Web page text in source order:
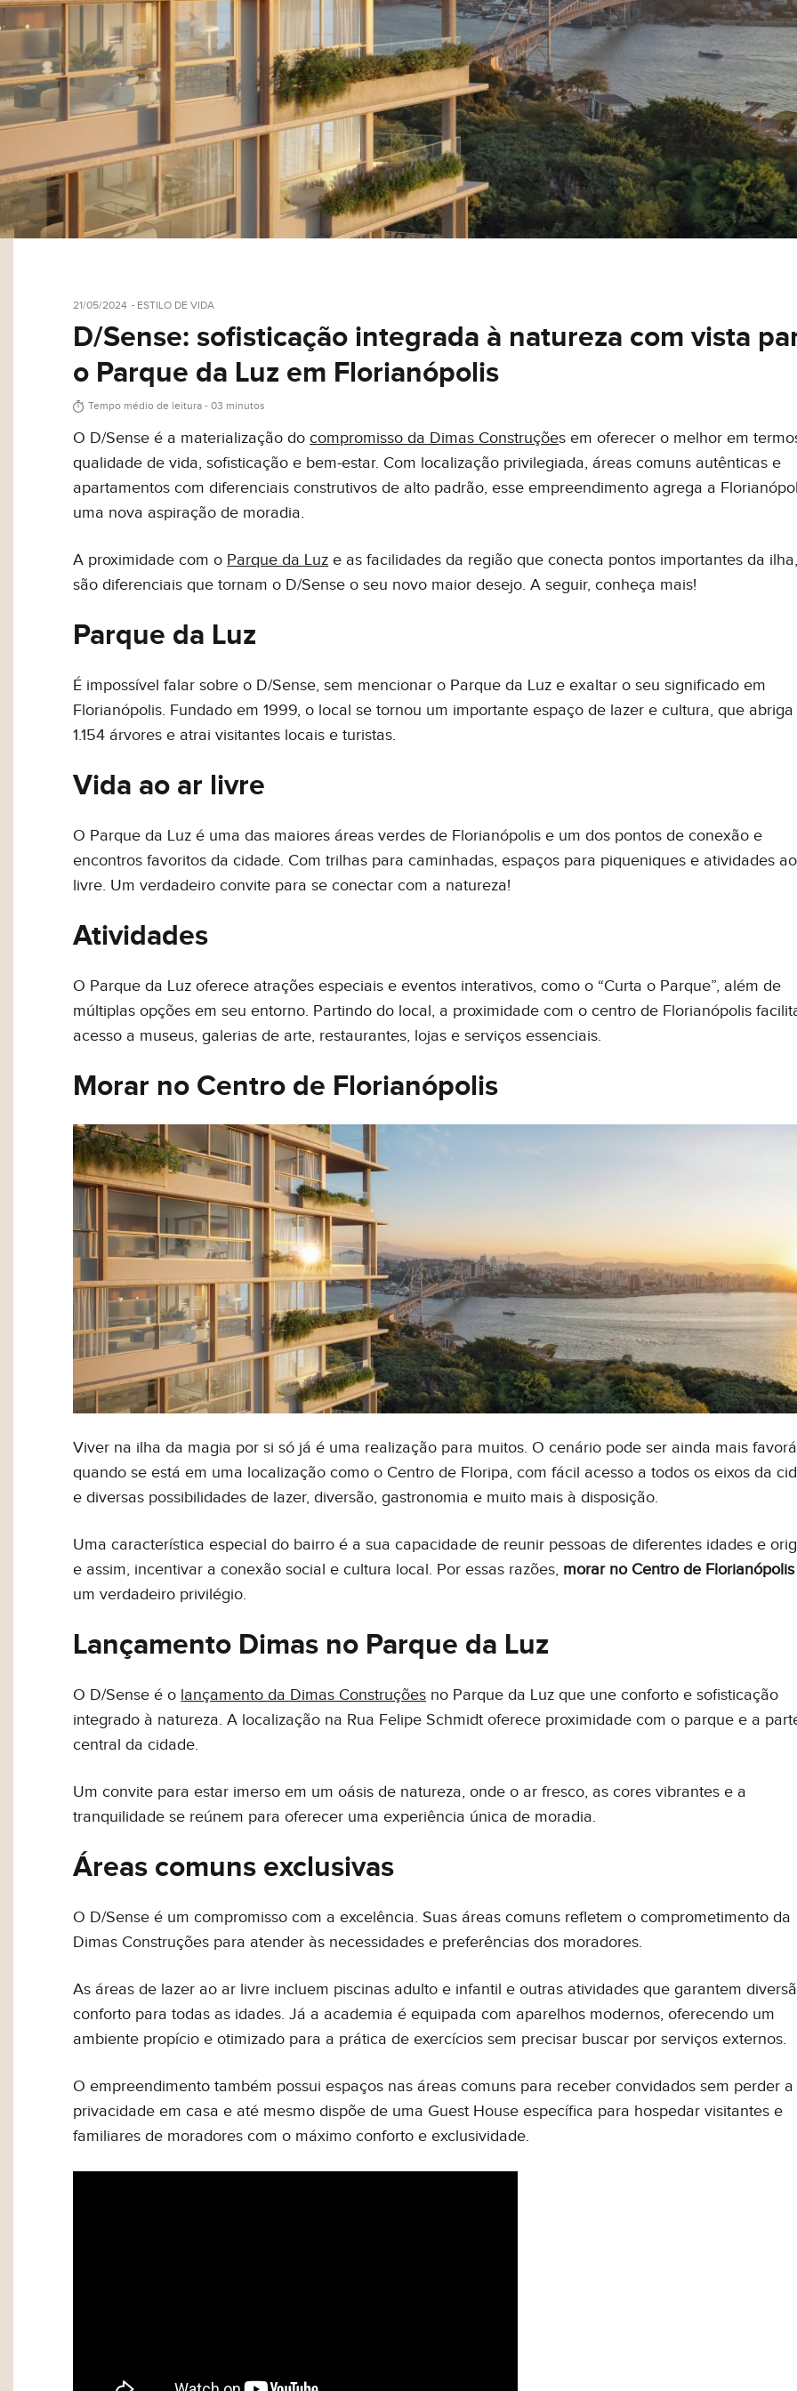
Olá, então, curtiu nosso conteúdo? Tem uma sugestão para nos dar? Quer fazer um elogio à
21/05/2024 ESTILO DE VIDA
D/Sense: sofisticação integrada à natureza com vista
o Parque da Luz em Florianópolis
Tempo médio de leitura - 03 minutos
O D/Sense é a materialização docompromisso da Dimas Construções em oferecer o melhor em
qualidade de vida, sofisticação e bem-estar. Com localização privilegiada, áreas comuns autênticas e
apartamentos com diferenciais construtivos de alto padrão, esse empreendimento agrega a
uma nova aspiração de moradia.
A proximidade com o Parque da Luz e as facilidades da região que conecta pontos importantes da ilha,
são diferenciais que tornam o D/Sense o seu novo maior desejo. A seguir, conheça mais!
Parque da Luz
É impossível falar sobre o D/Sense, sem mencionar o Parque da Luz e exaltar o seu significado em
Florianópolis. Fundado em 1999, o local se tornou um importante espaço de lazer e cultura, que abriga
1.154 árvores e atrai visitantes locais e turistas.
Vida ao ar livre
O Parque da Luz é uma das maiores áreas verdes de Florianópolis e um dos pontos de conexão e
encontros favoritos da cidade. Com trilhas para caminhadas, espaços para piqueniques e atividades
livre. Um verdadeiro convite para se conectar com a natureza!
Atividades
O Parque da Luz oferece atrações especiais e eventos interativos, como o “Curta o Parque”, além de
múltiplas opções em seu entorno. Partindo do local, a proximidade com o centro de Florianópolis
acesso a museus, galerias de arte, restaurantes, lojas e serviços essenciais.
Morar no Centro de Florianópolis
Viver na ilha da magia por si só já é uma realização para muitos. O cenário pode ser ainda mais
quando se está em uma localização como o Centro de Floripa, com fácil acesso a todos os eixos da
e diversas possibilidades de lazer, diversão, gastronomia e muito mais à disposição.
Uma característica especial do bairro é a sua capacidade de reunir pessoas de diferentes idades e
e assim, incentivar a conexão social e cultura local. Por essas razões, morar no Centro de Florianópolis
um verdadeiro privilégio.
Lançamento Dimas no Parque da Luz
O D/Sense é o lançamento da Dimas Construções no Parque da Luz que une conforto e sofisticação
integrado à natureza. A localização na Rua Felipe Schmidt oferece proximidade com o parque e a
central da cidade.
Um convite para estar imerso em um oásis de natureza, onde o ar fresco, as cores vibrantes e a
tranquilidade se reúnem para oferecer uma experiência única de moradia.
Áreas comuns exclusivas
O D/Sense é um compromisso com a excelência. Suas áreas comuns refletem o comprometimento da
Dimas Construções para atender às necessidades e preferências dos moradores.
As áreas de lazer ao ar livre incluem piscinas adulto e infantil e outras atividades que garantem
conforto para todas as idades. Já a academia é equipada com aparelhos modernos, oferecendo um
ambiente propício e otimizado para a prática de exercícios sem precisar buscar por serviços externos.
O empreendimento também possui espaços nas áreas comuns para receber convidados sem perder a
privacidade em casa e até mesmo dispõe de uma Guest House específica para hospedar visitantes e
familiares de moradores com o máximo conforto e exclusividade.